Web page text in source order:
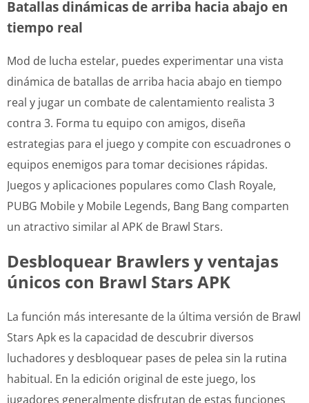
Batallas dinámicas de arriba hacia abajo en
tiempo real
Mod de lucha estelar, puedes experimentar una vista
dinámica de batallas de arriba hacia abajo en tiempo
real y jugar un combate de calentamiento realista 3
contra 3. Forma tu equipo con amigos, diseña
estrategias para el juego y compite con escuadrones o
equipos enemigos para tomar decisiones rápidas.
Juegos y aplicaciones populares como Clash Royale,
PUBG Mobile y Mobile Legends, Bang Bang comparten
un atractivo similar al APK de Brawl Stars.
Desbloquear Brawlers y ventajas
únicos con Brawl Stars APK
La función más interesante de la última versión de Brawl
Stars Apk es la capacidad de descubrir diversos
luchadores y desbloquear pases de pelea sin la rutina
habitual. En la edición original de este juego, los
jugadores generalmente disfrutan de estas funciones